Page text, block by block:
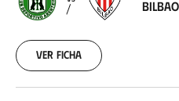
Athletic 2024-
15
Ver ficha